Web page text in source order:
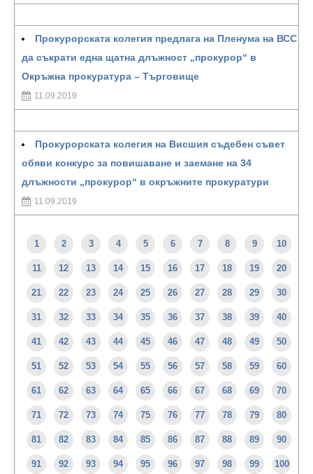
Прокурорската колегия предлага на Пленума на ВСС
да съкрати една щатна длъжност „прокурор“ в
Окръжна прокуратура – Търговище
11.09.2019
Прокурорската колегия на Висшия съдебен съвет
обяви конкурс за повишаване и заемане на 34
длъжности „прокурор“ в окръжните прокуратури
11.09.2019
1 2 3 4 5 6 7 8 9 10
11 12 13 14 15 16 17 18 19 20
21 22 23 24 25 26 27 28 29 30
31 32 33 34 35 36 37 38 39 40
41 42 43 44 45 46 47 48 49 50
51 52 53 54 55 56 57 58 59 60
61 62 63 64 65 66 67 68 69 70
71 72 73 74 75 76 77 78 79 80
81 82 83 84 85 86 87 88 89 90
91 92 93 94 95 96 97 98 99 100